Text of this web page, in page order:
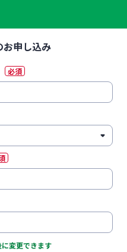
お申し込み
必須
変更できます